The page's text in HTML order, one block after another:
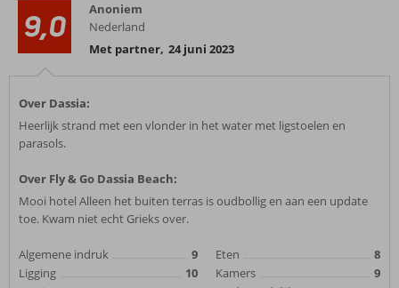
9,0
Anoniem
Nederland
Met partner, 24 juni 2023
Over Dassia:
Heerlijk strand met een vlonder in het water met ligstoelen en
parasols.
Over Fly & Go Dassia Beach:
Mooi hotel Alleen het buiten terras is oudbollig en aan een update
toe. Kwam niet echt Grieks over.
Algemene indruk
9
Ligging
10
Eten
8
Kamers
9